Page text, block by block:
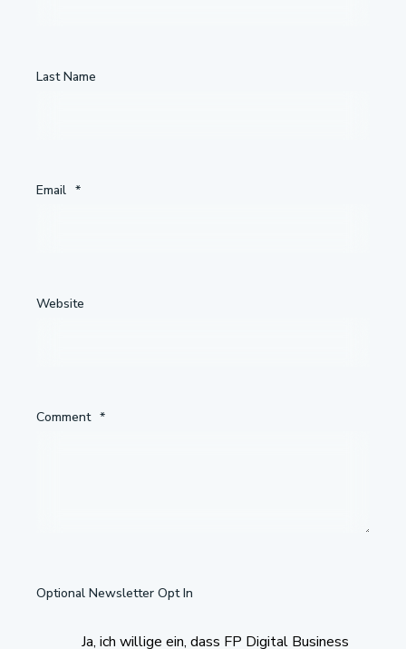
Last Name
Email *
Website
Comment *
Optional Newsletter Opt In
Ja, ich willige ein, dass FP Digital Business